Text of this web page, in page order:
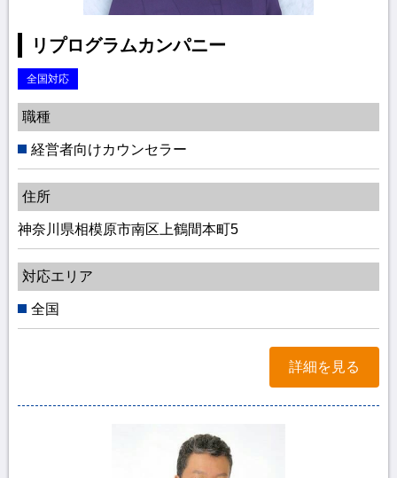
リプログラムカンパニー
全国対応
職種
経営者向けカウンセラー
住所
神奈川県相模原市南区上鶴間本町5
対応エリア
全国
詳細を見る